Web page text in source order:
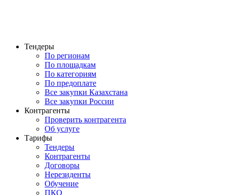
Тендеры
По регионам
По площадкам
По категориям
По предоплате
Все закупки Казахстана
Все закупки России
Контрагенты
Проверить контрагента
Об услуге
Тарифы
Тендеры
Контрагенты
Договоры
Нерезиденты
Обучение
ПКО